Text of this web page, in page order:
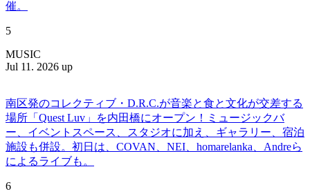
催。
5
MUSIC
Jul 11. 2026 up
南区発のコレクティブ・D.R.C.が⾳楽と⾷と⽂化が交差する
場所「Quest Luv」を内田橋にオープン！ミュージックバ
ー、イベントスペース、スタジオに加え、ギャラリー、宿泊
施設も併設。初日は、COVAN、NEI、homarelanka、Andreら
によるライブも。
6